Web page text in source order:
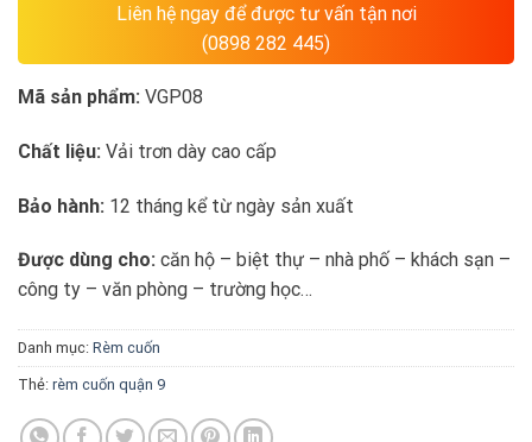
Liên hệ ngay để được tư vấn tận nơi
(0898 282 445)
Mã sản phẩm: VGP08
Chất liệu: Vải trơn dày cao cấp
Bảo hành: 12 tháng kể từ ngày sản xuất
Được dùng cho: căn hộ – biệt thự – nhà phố – khách sạn –
công ty – văn phòng – trường học…
Danh mục: Rèm cuốn
Thẻ: rèm cuốn quận 9